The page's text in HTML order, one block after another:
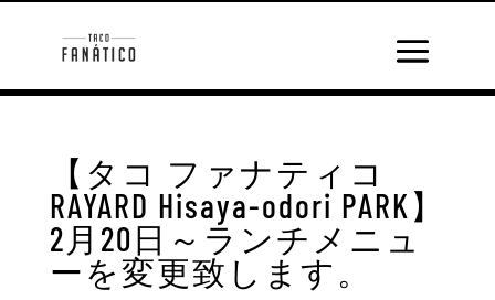
【タコ ファナティコ
RAYARD Hisaya-odori PARK】
2月20日～ランチメニュ
ーを変更致します。